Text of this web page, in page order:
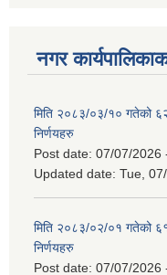
नगर
मिति २०८३/०३/१० गतेको
निर्णयहरु
Post date: 07/07/2026
Updated date: Tue,
मिति २०८३/०२/०१ गतेको
निर्णयहरु
Post date: 07/07/2026